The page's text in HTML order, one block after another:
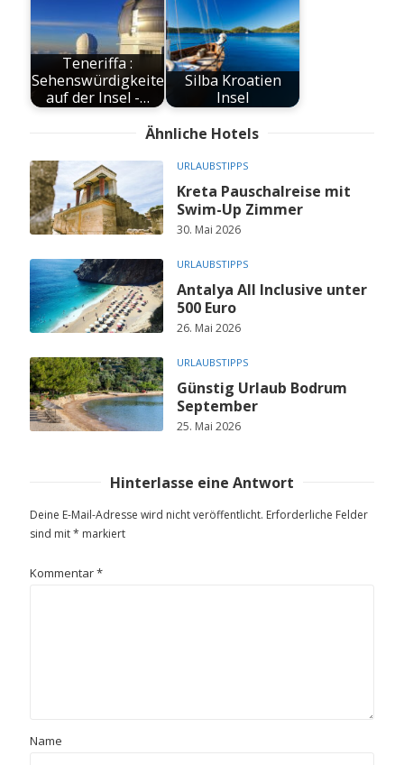
Teneriffa :
Sehenswürdigkeiten
auf der Insel -…
Silba Kroatien
Insel
Ähnliche Hotels
URLAUBSTIPPS
Kreta Pauschalreise mit
Swim-Up Zimmer
30. Mai 2026
URLAUBSTIPPS
Antalya All Inclusive unter
500 Euro
26. Mai 2026
URLAUBSTIPPS
Günstig Urlaub Bodrum
September
25. Mai 2026
Hinterlasse eine Antwort
Deine E-Mail-Adresse wird nicht veröffentlicht. Erforderliche Felder
sind mit* markiert
Kommentar*
Name